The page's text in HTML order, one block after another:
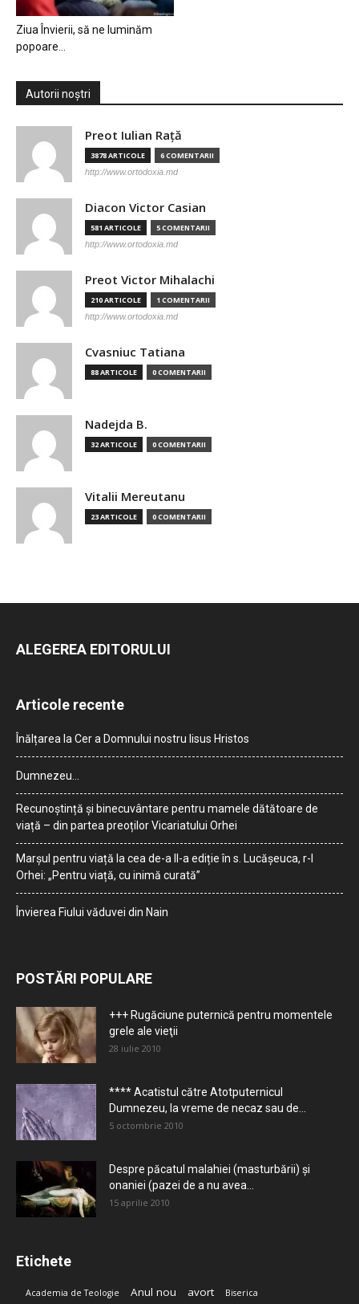
Ziua Învierii, să ne luminăm
popoare…
Autorii noștri
Preot Iulian Raţă
3878 ARTICOLE 6 COMENTARII
http://www.ortodoxia.md
Diacon Victor Casian
581 ARTICOLE 5 COMENTARII
http://www.ortodoxia.md
Preot Victor Mihalachi
210 ARTICOLE 1 COMENTARII
http://www.ortodoxia.md
Cvasniuc Tatiana
88 ARTICOLE 0 COMENTARII
Nadejda B.
32 ARTICOLE 0 COMENTARII
Vitalii Mereutanu
23 ARTICOLE 0 COMENTARII
ALEGEREA EDITORULUI
Articole recente
Înălțarea la Cer a Domnului nostru Iisus Hristos
Dumnezeu…
Recunoștință și binecuvântare pentru mamele dătătoare de
viață – din partea preoților Vicariatului Orhei
Marșul pentru viață la cea de-a II-a ediție în s. Lucășeuca, r-l
Orhei: „Pentru viață, cu inimă curată”
Învierea Fiului văduvei din Nain
POSTĂRI POPULARE
+++ Rugăciune puternică pentru momentele
grele ale vieţii
28 iulie 2010
**** Acatistul către Atotputernicul
Dumnezeu, la vreme de necaz sau de...
5 octombrie 2010
Despre păcatul malahiei (masturbării) şi
onaniei (pazei de a nu avea...
15 aprilie 2010
Etichete
Academia de Teologie Anul nou avort Biserica